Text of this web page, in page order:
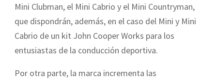
Mini Clubman, el Mini Cabrio y el Mini Countryman,
que dispondrán, además, en el caso del Mini y Mini
Cabrio de un kit John Cooper Works para los
entusiastas de la conducción deportiva.
Por otra parte, la marca incrementa las